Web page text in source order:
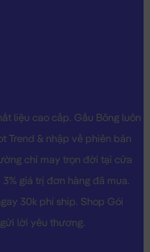
lông xù màu Nâu
dành cho người thân
Shop TỰ CHỤP.
liệu cao cấp. Gấu Bông luôn
Trend & nhập về phiên bản
chỉ may trọn đời tại cửa
giá trị đơn hàng đã mua.
30k phí ship. Shop Gói
lời yêu thương.